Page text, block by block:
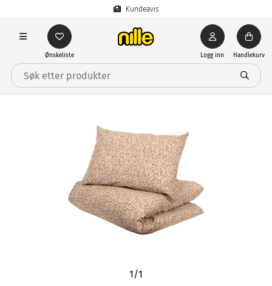
Kundeavis
Ønskeliste Logg inn Handlekurv
1/1